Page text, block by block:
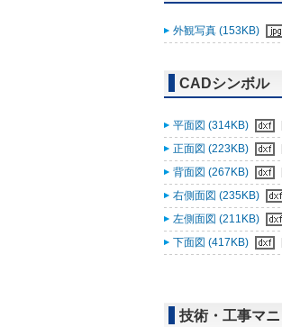
外観写真 (153KB)
CADシンボル
平面図 (314KB)
正面図 (223KB)
背面図 (267KB)
右側面図 (235KB)
左側面図 (211KB)
下面図 (417KB)
技術・工事マ